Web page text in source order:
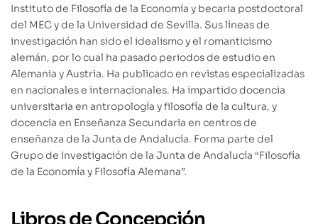
Instituto de Filosofía de la Economía y becaria postdoctoral
del MEC y de la Universidad de Sevilla. Sus líneas de
investigación han sido el idealismo y el romanticismo
alemán, por lo cual ha pasado periodos de estudio en
Alemania y Austria. Ha publicado en revistas especializadas
en nacionales e internacionales. Ha impartido docencia
universitaria en antropología y filosofía de la cultura, y
docencia en Enseñanza Secundaria en centros de
enseñanza de la Junta de Andalucía. Forma parte del
Grupo de Investigación de la Junta de Andalucía “Filosofía
de la Economía y Filosofía Alemana”.